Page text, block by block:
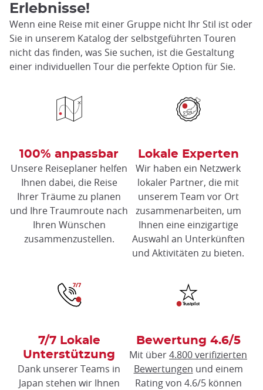
Erlebnisse!
Wenn eine Reise mit einer Gruppe nicht Ihr Stil ist oder
Sie in unserem Katalog der selbstgeführten Touren
nicht das finden, was Sie suchen, ist die Gestaltung
einer individuellen Tour die perfekte Option für Sie.
100% anpassbar
Unsere Reiseplaner helfen
Ihnen dabei, die Reise
Ihrer Träume zu planen
und Ihre Traumroute nach
Ihren Wünschen
zusammenzustellen.
Lokale Experten
Wir haben ein Netzwerk
lokaler Partner, die mit
unserem Team vor Ort
zusammenarbeiten, um
Ihnen eine einzigartige
Auswahl an Unterkünften
und Aktivitäten zu bieten.
7/7 Lokale
Unterstützung
Dank unserer Teams in
Japan stehen wir Ihnen
Bewertung 4.6/5
Mit über4.800 verifizierten
Bewertungen und einem
Rating von 4.6/5 können